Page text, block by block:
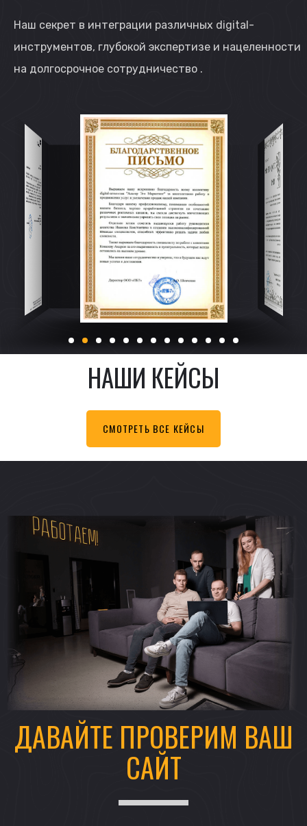
Наш секрет в интеграции различных digital-
инструментов, глубокой экспертизе и нацеленности
на долгосрочное сотрудничество .
НАШИ КЕЙСЫ
СМОТРЕТЬ ВСЕ КЕЙСЫ
ДАВАЙТЕ ПРОВЕРИМ ВАШ
САЙТ